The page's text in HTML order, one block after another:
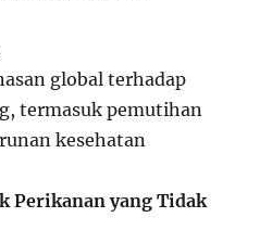
global terhadap
termasuk pemutihan
kesehatan
Perikanan yang Tidak